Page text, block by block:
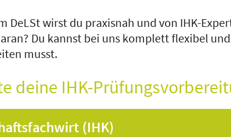
DeLSt wirst du praxisnah und von IHK-
Du kannst bei uns komplett flexibel
musst.
deine IHK-
(IHK)